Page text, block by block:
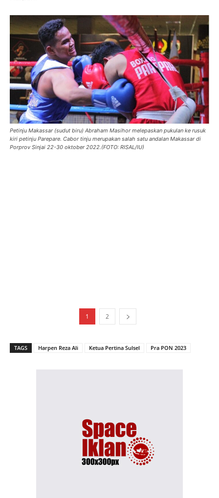
Petinju Makassar (sudut biru) Abraham Masihor melepaskan pukulan ke rusuk
kiri petinju Parepare. Cabor tinju merupakan salah satu andalan Makassar di
Porprov Sinjai 22-30 oktober 2022.(FOTO: RISAL/IU)
1 2
TAGS Harpen Reza Ali Ketua Pertina Sulsel Pra PON 2023